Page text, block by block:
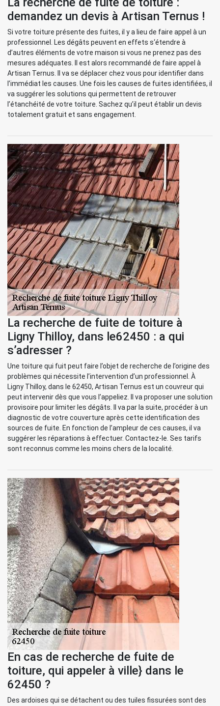
demandez un devis à Artisan Ternus !
Si votre toiture présente des fuites, il y a lieu de faire appel à un
professionnel. Les dégâts peuvent en effets s‘étendre à
d’autres éléments de votre maison si vous ne prenez pas des
mesures adéquates. Il est alors recommandé de faire appel à
Artisan Ternus. Il va se déplacer chez vous pour identifier dans
l’immédiat les causes. Une fois les causes de fuites identifiées, il
va suggérer les solutions qui permettent de retrouver
l’étanchéité de votre toiture. Sachez qu’il peut établir un devis
totalement gratuit et sans engagement.
La recherche de fuite de toiture à
Ligny Thilloy, dans le62450 : a qui
s’adresser ?
Une toiture qui fuit peut faire l’objet de recherche de l’origine des
problèmes qui nécessite l’intervention d’un professionnel. À
Ligny Thilloy, dans le 62450, Artisan Ternus est un couvreur qui
peut intervenir dès que vous l’appeliez. Il va proposer une solution
provisoire pour limiter les dégâts. Il va par la suite, procéder à un
diagnostic de votre couverture après cette identification des
sources de fuite. En fonction de l’ampleur de ces causes, il va
suggérer les réparations à effectuer. Contactez-le. Ses tarifs
sont reconnus comme les moins chers de la localité.
En cas de recherche de fuite de
toiture, qui appeler à ville} dans le
62450 ?
Des ardoises qui se détachent ou des tuiles fissurées sont des